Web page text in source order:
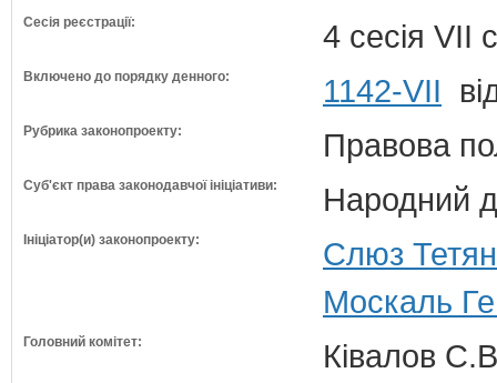
Сесія реєстрації: 4 сесія VII
Включено до порядку денного: 1142-VII
Рубрика законопроекту: Правова
Суб'єкт права законодавчої ініціативи: Народний
Ініціатор(и) законопроекту:
Слюз
Москаль
Головний комітет:
Ківалов